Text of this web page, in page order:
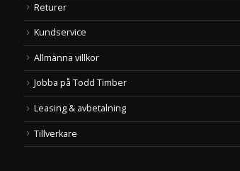
Returer
Kundservice
Allmänna villkor
Jobba på Todd Timber
Leasing & avbetalning
Tillverkare